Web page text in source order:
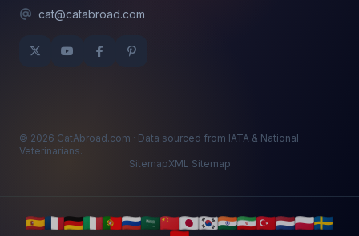
cat@catabroad.com
© 2026 CatAbroad.com · Data sourced from IATA & National
Veterinarians.
SitemapXML Sitemap